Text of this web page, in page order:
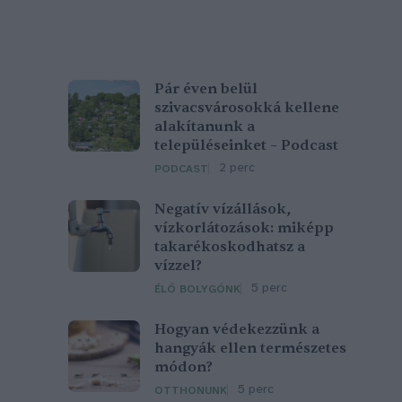
Pár éven belül
szivacsvárosokká kellene
alakítanunk a
településeinket – Podcast
PODCAST 2 perc
Negatív vízállások,
vízkorlátozások: miképp
takarékoskodhatsz a
vízzel?
ÉLŐ BOLYGÓNK 5 perc
Hogyan védekezzünk a
hangyák ellen természetes
módon?
OTTHONUNK 5 perc